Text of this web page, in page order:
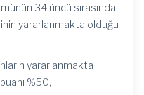
34 üncü sırasında
yararlanmakta olduğu
yararlanmakta
%50,